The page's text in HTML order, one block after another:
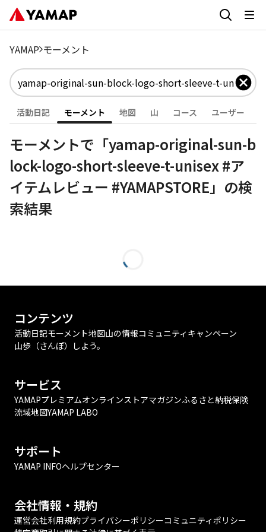
YAMAP モーメント
活動日記 モーメント 地図 山 コース ユーザー
モーメントで「yamap-original-sun-b
lock-logo-short-sleeve-t-unisex #ア
イテムレビュー #YAMAPSTORE」の検
索結果
コンテンツ
活動日記モーメント地図山の情報コミュニティ キャンペーン
山歩（さんぽ）しよう。
サービス
YAMAPプレミアムオンラインストアマガジンふるさと納税保険
流域地図YAMAP LABO
サポート
YAMAP INFOヘルプセンター
会社情報・規約
運営会社利用規約プライバシーポリシーコミュニティポリシー